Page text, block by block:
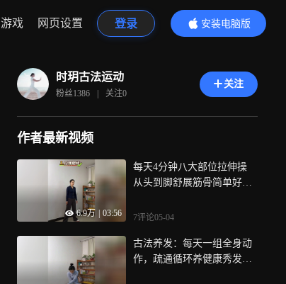
游戏 网页设置 登录
安装电脑版
内容更精彩
时玥古法运动
粉丝1386 | 关注0
关注
作者最新视频
6.9万 03:56
每天4分钟八大部位拉伸操
从头到脚舒展筋骨简单好练
7评论05-04
古法养发：每天一组全身动
作，疏通循环养健康秀发，